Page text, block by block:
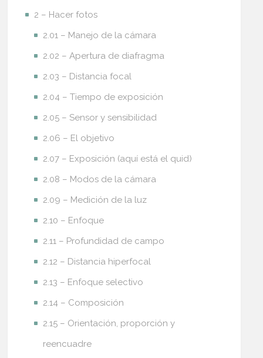
2 – Hacer fotos
2.01 – Manejo de la cámara
2.02 – Apertura de diafragma
2.03 – Distancia focal
2.04 – Tiempo de exposición
2.05 – Sensor y sensibilidad
2.06 – El objetivo
2.07 – Exposición (aquí está el quid)
2.08 – Modos de la cámara
2.09 – Medición de la luz
2.10 – Enfoque
2.11 – Profundidad de campo
2.12 – Distancia hiperfocal
2.13 – Enfoque selectivo
2.14 – Composición
2.15 – Orientación, proporción y
reencuadre